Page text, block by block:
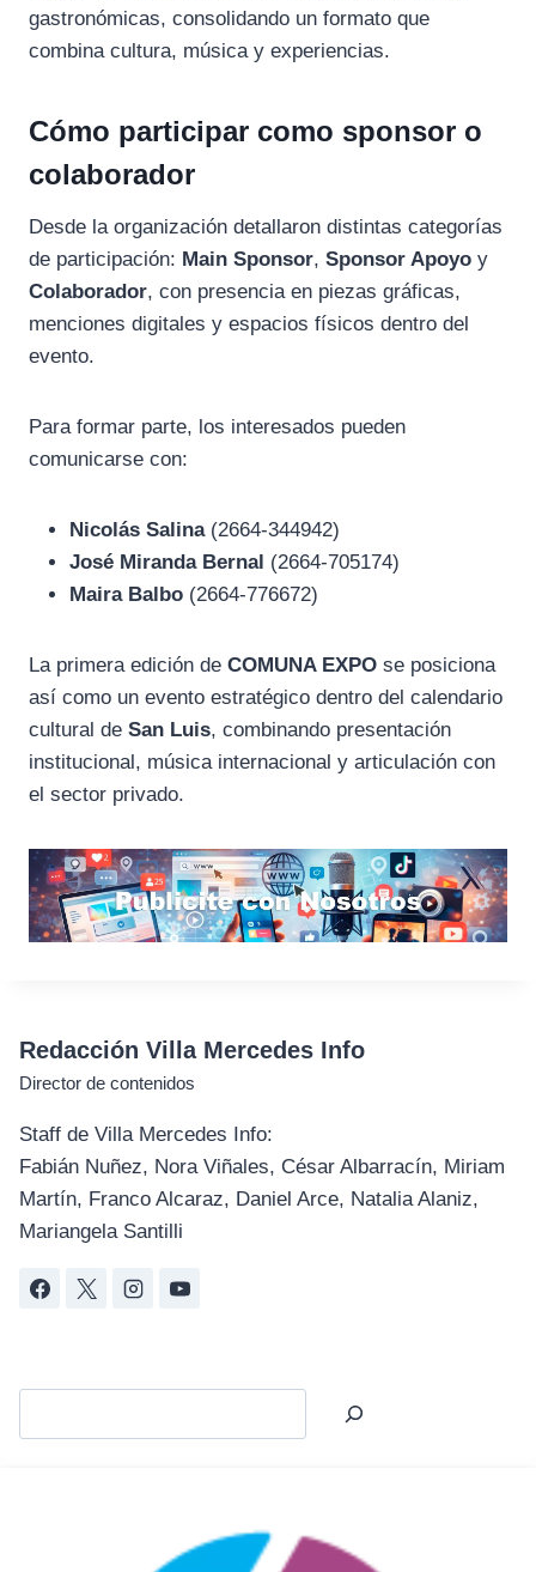
gastronómicas, consolidando un formato que
combina cultura, música y experiencias.
Cómo participar como sponsor o
colaborador
Desde la organización detallaron distintas categorías
de participación: Main Sponsor, Sponsor Apoyo y
Colaborador, con presencia en piezas gráficas,
menciones digitales y espacios físicos dentro del
evento.
Para formar parte, los interesados pueden
comunicarse con:
Nicolás Salina(2664-344942)
José Miranda Bernal (2664-705174)
Maira Balbo (2664-776672)
La primera edición de COMUNA EXPO se posiciona
así como un evento estratégico dentro del calendario
cultural de San Luis, combinando presentación
institucional, música internacional y articulación con
el sector privado.
Redacción Villa Mercedes Info
Director de contenidos
Staff de Villa Mercedes Info:
Fabián Nuñez, Nora Viñales, César Albarracín, Miriam
Martín, Franco Alcaraz, Daniel Arce, Natalia Alaniz,
Mariangela Santilli